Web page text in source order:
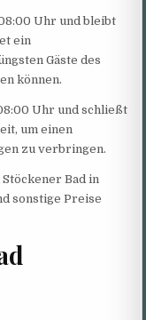
Uhr und bleibt
ein
Gäste des
können.
Uhr und schließt
um einen
zu verbringen.
Bad in
sonstige Preise